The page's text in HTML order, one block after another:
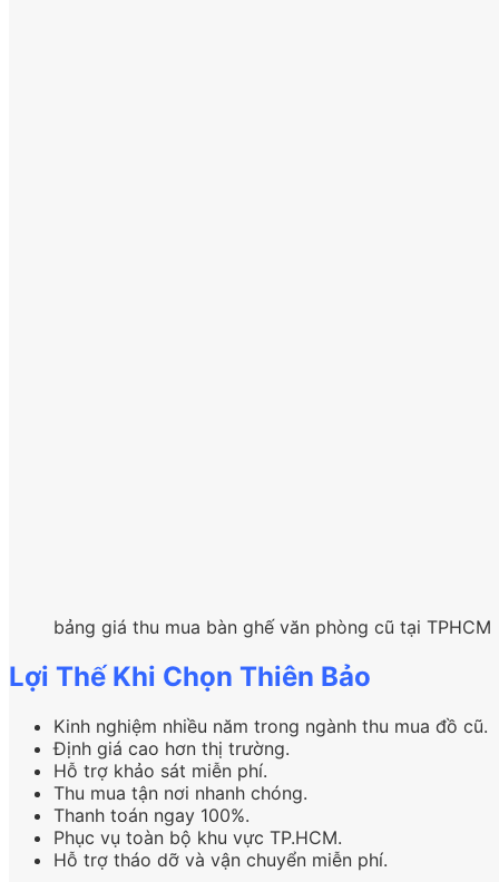
bảng giá thu mua bàn ghế văn phòng cũ tại TPHCM
Lợi Thế Khi Chọn Thiên Bảo
Kinh nghiệm nhiều năm trong ngành thu mua đồ cũ.
Định giá cao hơn thị trường.
Hỗ trợ khảo sát miễn phí.
Thu mua tận nơi nhanh chóng.
Thanh toán ngay 100%.
Phục vụ toàn bộ khu vực TP.HCM.
Hỗ trợ tháo dỡ và vận chuyển miễn phí.